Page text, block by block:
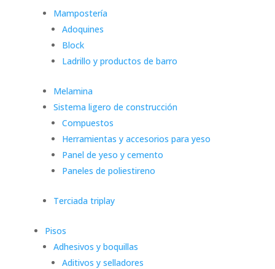
Mampostería
Adoquines
Block
Ladrillo y productos de barro
Melamina
Sistema ligero de construcción
Compuestos
Herramientas y accesorios para yeso
Panel de yeso y cemento
Paneles de poliestireno
Terciada triplay
Pisos
Adhesivos y boquillas
Aditivos y selladores